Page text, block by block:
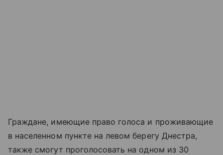
Граждане, имеющие право голоса и проживающие
в населенном пункте на левом берегу Днестра,
также смогут проголосовать на одном из 30